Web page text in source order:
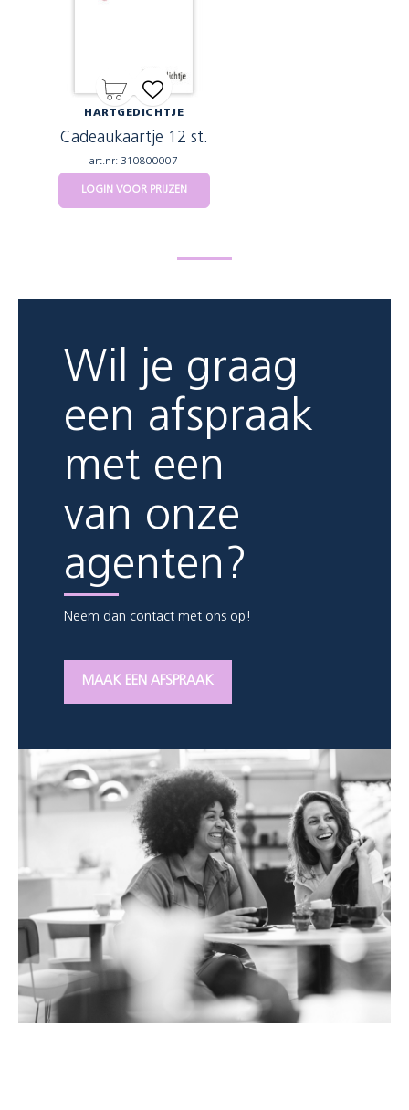
HARTGEDICHTJE
Cadeaukaartje 12 st.
art.nr: 310800007
LOGIN VOOR PRIJZEN
Wil je graag
een afspraak
met een
van onze
agenten?
Neem dan contact met ons op!
MAAK EEN AFSPRAAK